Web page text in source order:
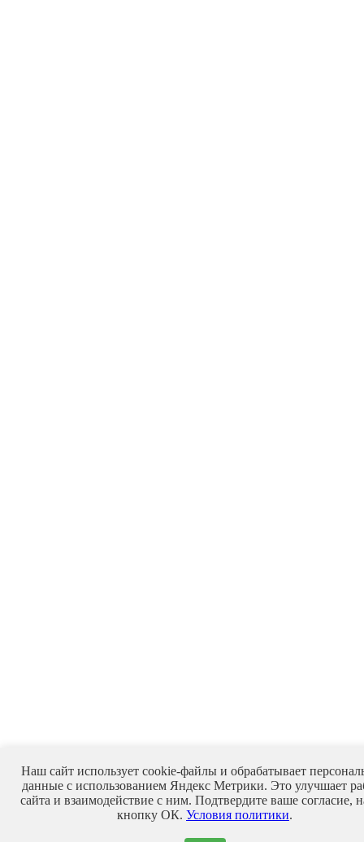
Наш сайт использует cookie-файлы и обрабатывает
данные с использованием Яндекс Метрики. Это улучшает
сайта и взаимодействие с ним. Подтвердите ваше согласие,
кнопку ОК. Условия политики.